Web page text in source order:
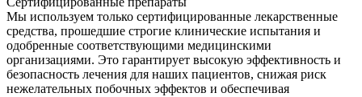
Мы используем только сертифицированные лекарственные
средства, прошедшие строгие клинические испытания и
одобренные соответствующими медицинскими
организациями. Это гарантирует высокую эффективность и
безопасность лечения для наших пациентов, снижая риск
нежелательных побочных эффектов и обеспечивая